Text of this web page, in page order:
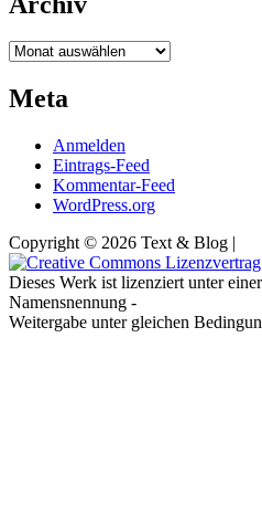
Archiv
Meta
Anmelden
Eintrags-Feed
Kommentar-Feed
WordPress.org
Copyright © 2026 Text & Blog |
Dieses Werk ist lizenziert unter einer
Namensnennung -
Weitergabe unter gleichen